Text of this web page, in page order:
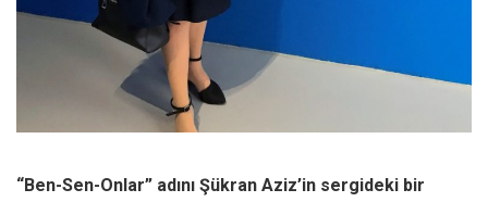
“Ben-Sen-Onlar” adını Şükran Aziz’in sergideki bir